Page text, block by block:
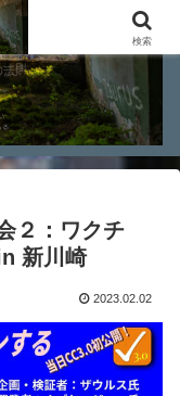
２：ワクチ
新川崎
2023.02.02
検索